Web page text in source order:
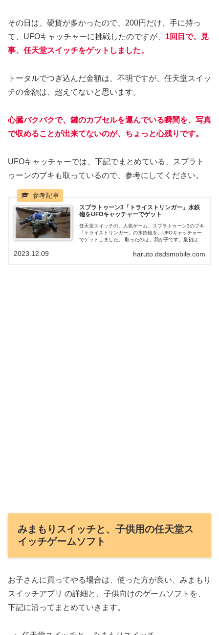
その日は、硬貨が多かったので、200円だけ、手に持っ
て、UFOキャッチャーに挑戦したのですが、 1回目で、見
事、任天堂スイッチをゲットしました。
トータルでつぎ込んだ金額は、不明ですが、任天堂スイッ
チの金額は、超えてないと思います。
心臓バクバクで、鍵のカプセルを運んでいる瞬間を、写真
で収めることが出来てないのが、ちょっと心残りです。
UFOキャッチャーでは、下記でまとめている、スプラト
ゥーンのブキも取っているので、参考にしてください。
スプラトゥーン3「トライストリンガー」水鉄
砲をUFOキャッチャーでゲット
任天堂スイッチの、人気ゲーム、スプラトゥーン3のブキ
「トライストリンガー」の水鉄砲を、UFOキャッチャー
でゲットしました。 取ったのは、我が子です。最初は、
速、我が子は、遊んでいたようですが、見た目重視で、
haruto.dsdsmobile.com
2023.12.09
みまもりスイッチと、子供用の任天堂ス
イッチゲームソフト
お子さんに買ってやる場合は、使った方が良い、みまもり
スイッチアプリ の詳細と、子供向けのゲームソフトを、
下記に沿ってまとめていきます。